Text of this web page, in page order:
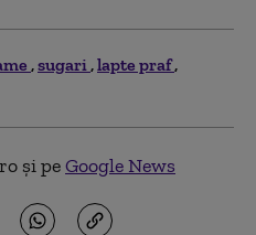
sugari lapte praf
și peGoogle News